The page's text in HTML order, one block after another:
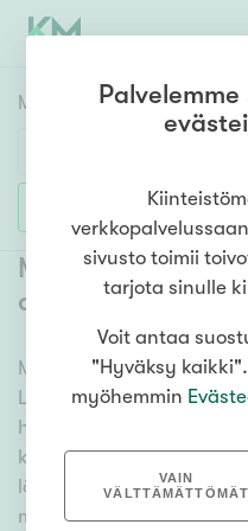
Myyntikohteet
Huoneluku
1h 2h
Asuntotyyppi
Kerros-/luhtitalo
Rivitalo/paritalo
Omakoti-/erillistalo
Maa- tai metsätila
Lisää hakuehtoja
Myytävät mökit
asunnot Lieksa
Meiltä löydät myytävät
Lieksa Koli, olitpa
hiihtomajaa. Useat
kiinteistönvälittäjien
löytämään unelmiesi
myytävät mökit ja
sivusto toimii
tarjota sinulle
Voit antaa
"Hyväksy
myöhemmin
VAIN
VÄLTTÄMÄTTÖMÄT